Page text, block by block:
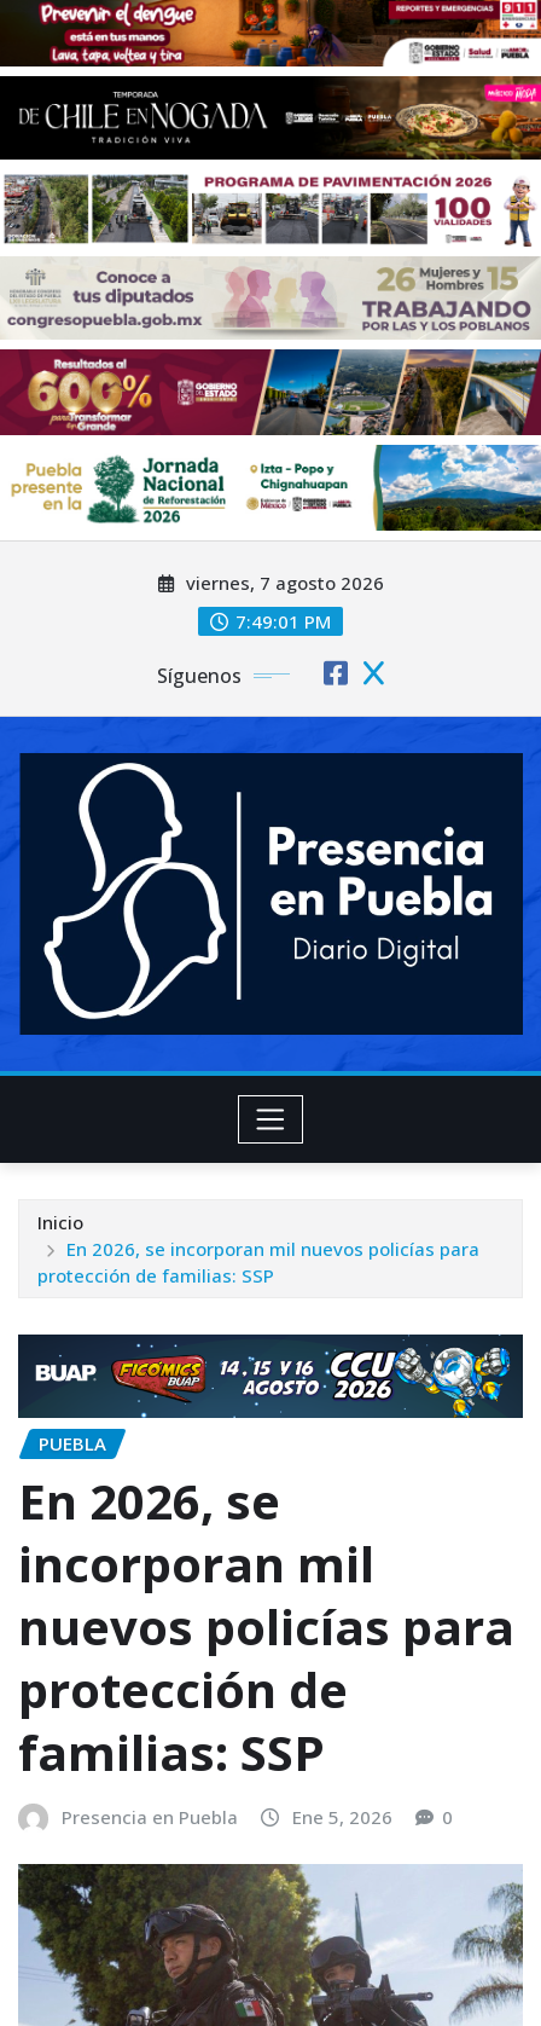
viernes, 7 agosto 2026
7:49:02 PM
Síguenos
Inicio
En 2026, se incorporan mil nuevos policías para
protección de familias: SSP
PUEBLA
En 2026, se
incorporan mil
nuevos policías para
protección de
familias: SSP
Presencia en Puebla Ene 5, 2026 0